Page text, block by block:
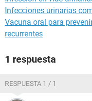
Infecciones urinarias
Vacuna oral para
recurrentes
1 respuesta
RESPUESTA 1 / 1